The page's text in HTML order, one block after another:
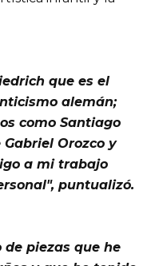
que es el
alemán;
como Santiago
Gabriel Orozco y
a mi trabajo
puntualizó.
de piezas que he